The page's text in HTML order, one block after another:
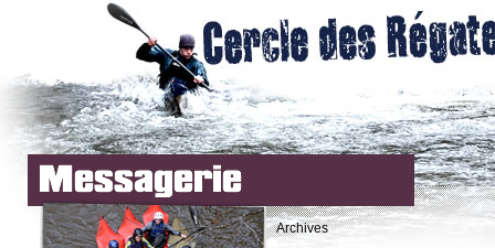
Archives